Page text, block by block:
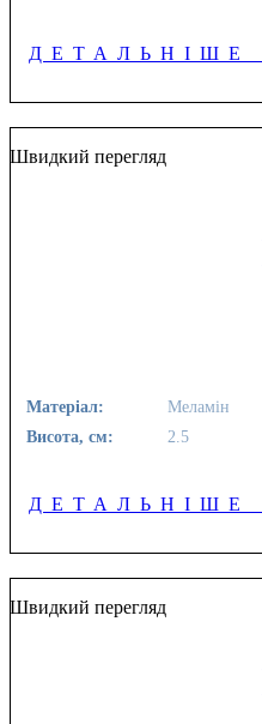
ДЕТАЛЬНІШЕ
Швидкий перегляд
Матеріал:
Меламін
Висота, см:
2.5
ДЕТАЛЬНІШЕ
Швидкий перегляд